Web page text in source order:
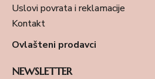
Uslovi povrata i reklamacije
Kontakt
Ovlašteni prodavci
NEWSLETTER